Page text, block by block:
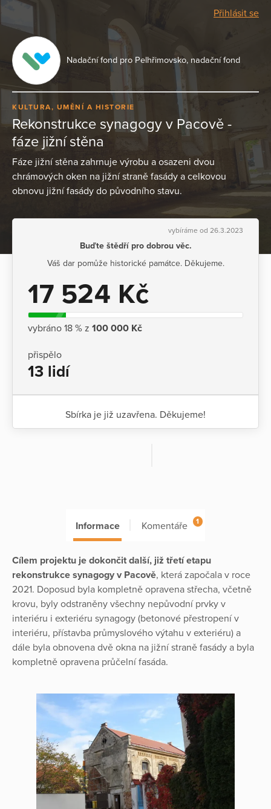
Přihlásit se
Nadační fond pro Pelhřimovsko, nadační fond
KULTURA, UMĚNÍ A HISTORIE
Rekonstrukce synagogy v Pacově -
fáze jižní stěna
Fáze jižní stěna zahrnuje výrobu a osazeni dvou
chrámových oken na jižní straně fasády a celkovou
obnovu jižní fasády do původního stavu.
vybíráme od 26.3.2023
Buďte štědří pro dobrou věc.
Váš dar pomůže historické památce. Děkujeme.
17 524 Kč
vybráno 18 % z 100 000 Kč
přispělo
13 lidí
Sbírka je již uzavřena. Děkujeme!
Informace Komentáře 1
Cílem projektu je dokončit další, již třetí etapu
rekonstrukce synagogy v Pacově, která započala v roce
2021. Doposud byla kompletně opravena střecha, včetně
krovu, byly odstraněny všechny nepůvodní prvky v
interiéru i exteriéru synagogy (betonové přestropení v
interiéru, přístavba průmyslového výtahu v exteriéru) a
dále byla obnovena dvě okna na jižní straně fasády a byla
kompletně opravena průčelní fasáda.